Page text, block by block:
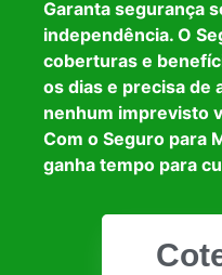
Garanta segurança
independência. O
coberturas e
os dias e precisa de
nenhum imprevisto
Com o Seguro para
ganha tempo para